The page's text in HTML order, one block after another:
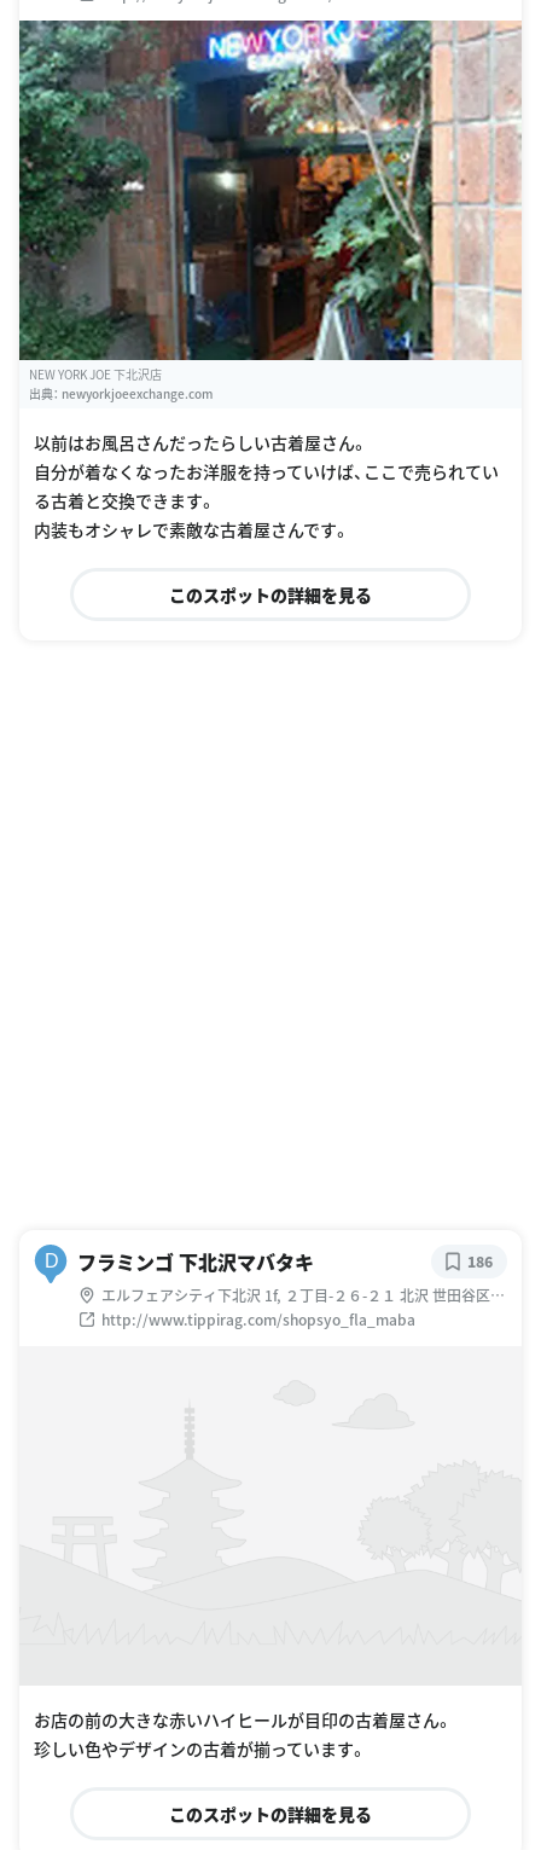
NEW YORK JOE 下北沢店
出典： newyorkjoeexchange.com
以前はお風呂さんだったらしい古着屋さん。
自分が着なくなったお洋服を持っていけば、ここで売られてい
る古着と交換できます。
内装もオシャレで素敵な古着屋さんです。
このスポットの詳細を見る
D フラミンゴ 下北沢マバタキ
エルフェアシティ下北沢 1f, ２丁目-２６-２１ 北沢 世田谷区
東京都 日本
http://www.tippirag.com/shopsyo_fla_maba
186
お店の前の大きな赤いハイヒールが目印の古着屋さん。
珍しい色やデザインの古着が揃っています。
このスポットの詳細を見る